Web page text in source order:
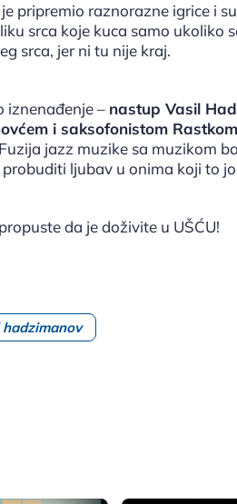
pripremio raznorazne igrice i
srca koje kuca samo ukoliko
srca, jer ni tu nije kraj.
iznenađenje – nastup Vasil
i saksofonistom
jazz muzike sa muzikom
ljubav u onima koji to
da je doživite u UŠĆU!
hadzimanov